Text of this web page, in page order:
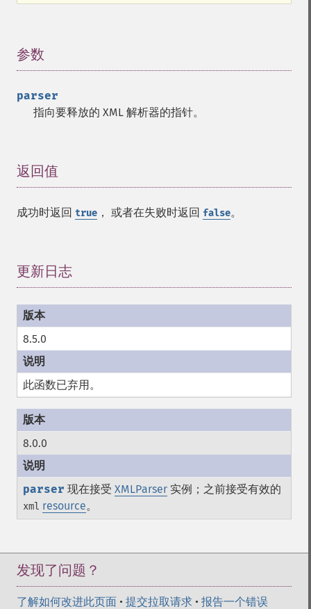
参数
parser
指向要释放的 XML 解析器的指针。
返回值
成功时返回 true ， 或者在失败时返回 false。
更新日志
8.5.0
此函数已弃用。
8.0.0
parser 现在接受 XMLParser 实例；之前接受有效的
xml resource。
发现了问题？
了解如何改进此页面 • 提交拉取请求 • 报告一个错误